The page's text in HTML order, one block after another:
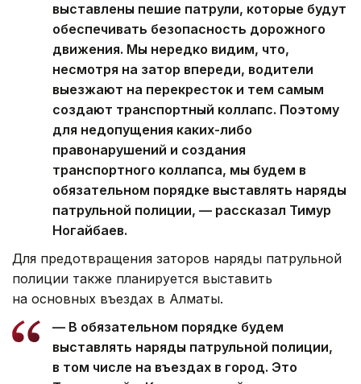
выставлены пешие патрули, которые будут
обеспечивать безопасность дорожного
движения. Мы нередко видим, что,
несмотря на затор впереди, водители
выезжают на перекресток и тем самым
создают транспортный коллапс. Поэтому
для недопущения каких-либо
правонарушений и создания
транспортного коллапса, мы будем в
обязательном порядке выставлять наряды
патрульной полиции, — рассказал Тимур
Ногайбаев.
Для предотвращения заторов наряды патрульной
полиции также планируется выставить
на основных въездах в Алматы.
— В обязательном порядке будем
выставлять наряды патрульной полиции,
в том числе на въездах в город. Это